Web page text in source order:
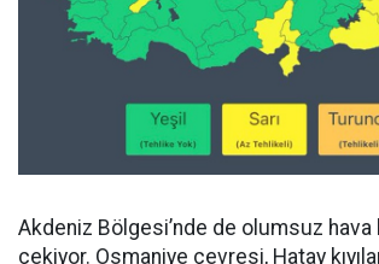
Akdeniz Bölgesi’nde de olumsuz hava
çekiyor. Osmaniye çevresi, Hatay